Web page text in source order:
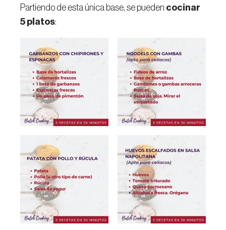
Partiendo de esta única base, se pueden cocinar
5 platos: